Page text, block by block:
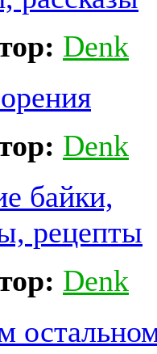
Denk
Denk
байки,
рецепты
Denk